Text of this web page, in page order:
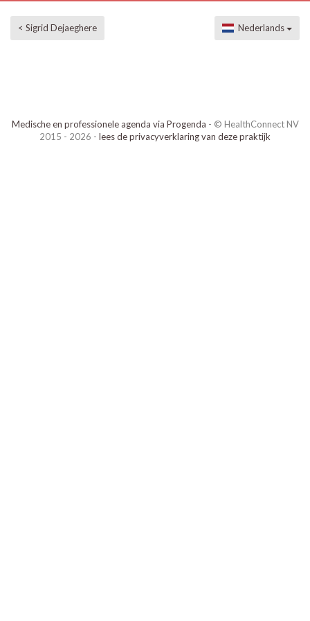
< Sigrid Dejaeghere Nederlands
Medische en professionele agenda via Progenda - © HealthConnect NV
2015 - 2026 - lees de privacyverklaring van deze praktijk